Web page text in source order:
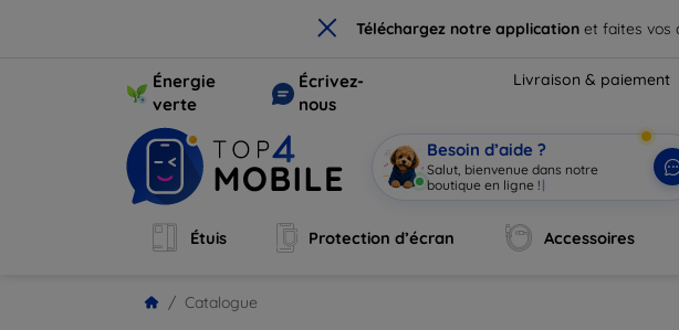
× Téléchargez notre application et faites vos
Énergie
verte
Écrivez-
nous
Livraison & paiement
Besoin d’aide ?
Salut, bienvenue dans notre
boutique en ligne ! |
Étuis Protection d’écran Accessoires
Catalogue